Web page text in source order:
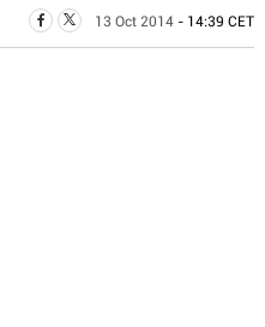
13 Oct 2014 - 14:39 CET